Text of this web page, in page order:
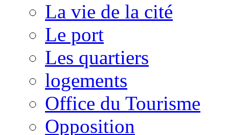
La vie de la cité
Le port
Les quartiers
logements
Office du Tourisme
Opposition